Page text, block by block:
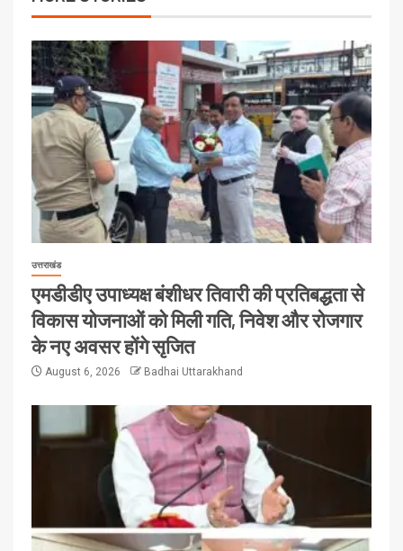
उत्तराखंड
एमडीडीए उपाध्यक्ष बंशीधर तिवारी की प्रतिबद्धता से
विकास योजनाओं को मिली गति, निवेश और रोजगार
के नए अवसर होंगे सृजित
August 6, 2026 Badhai Uttarakhand